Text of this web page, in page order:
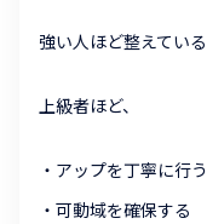
強い人ほど整えている
上級者ほど、
・アップを丁寧に行う
・可動域を確保する